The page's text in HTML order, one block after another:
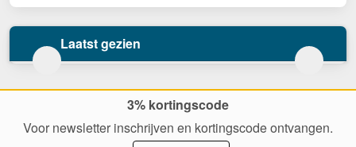
Laatst gezien
3% kortingscode
Voor newsletter inschrijven en kortingscode ontvangen.